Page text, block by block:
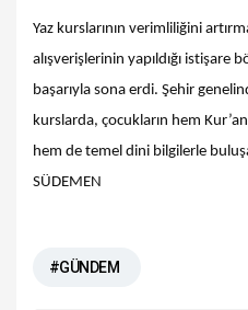
Yaz kurslarının verimliliğini
alışverişlerinin yapıldığı istişare
başarıyla sona erdi. Şehir
kurslarda, çocukların hem
hem de temel dini bilgilerle
SÜDEMEN
#GÜNDEM